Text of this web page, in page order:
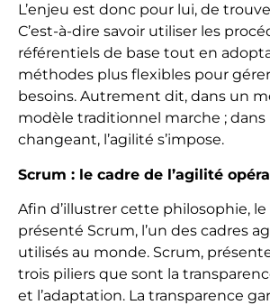
L’enjeu est donc pour lui, de
C’est-à-dire savoir utiliser les
référentiels de base tout en
méthodes plus flexibles pour
besoins. Autrement dit, dans un
modèle traditionnel marche ;
changeant, l’agilité s’impose.
Scrum : le cadre de l’agilité
Afin d’illustrer cette philosophie,
présenté Scrum, l’un des cadres
utilisés au monde. Scrum,
trois piliers que sont la
et l’adaptation. La transparence